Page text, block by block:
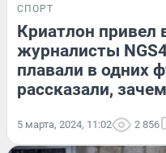
СПОРТ
Криатлон привел
журналисты
плавали в одних
рассказали,
5 марта, 2024, 11:02 2 856